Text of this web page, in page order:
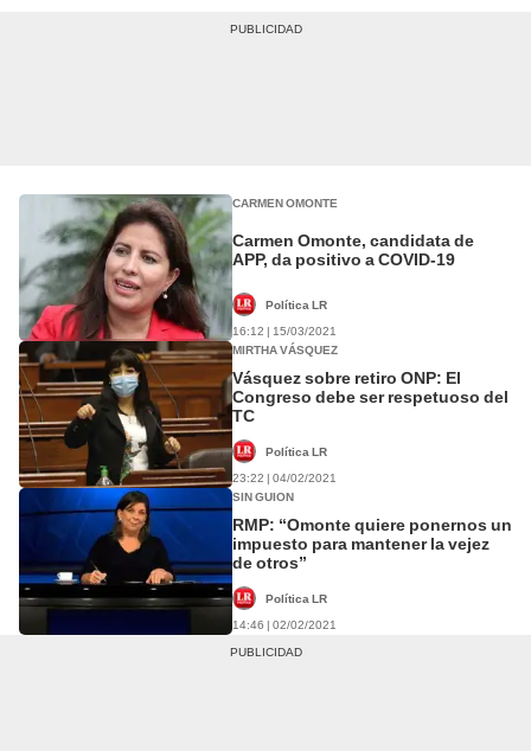
CARMEN OMONTE
Carmen Omonte, candidata de
APP, da positivo a COVID-19
Política LR
16:12 | 15/03/2021
MIRTHA VÁSQUEZ
Vásquez sobre retiro ONP: El
Congreso debe ser respetuoso del
TC
Política LR
23:22 | 04/02/2021
SIN GUION
RMP: “Omonte quiere ponernos un
impuesto para mantener la vejez
de otros”
Política LR
14:46 | 02/02/2021